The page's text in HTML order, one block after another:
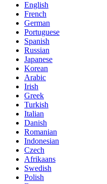
English
French
German
Portuguese
Spanish
Russian
Japanese
Korean
Arabic
Irish
Greek
Turkish
Italian
Danish
Romanian
Indonesian
Czech
Afrikaans
Swedish
Polish